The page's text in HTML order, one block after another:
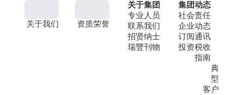
关于我们 资质荣誉
关于集团
专业人员
联系我们
招贤纳士
瑞豐刊物
集团动态
社会责任
企业动态
订阅通讯
投资税收
指南
典
型
客户